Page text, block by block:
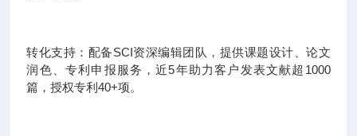
转化支持：配备SCI资深编辑团队，提供课题设计、论文
润色、专利申报服务，近5年助力客户发表文献超1000
篇，授权专利40+项。